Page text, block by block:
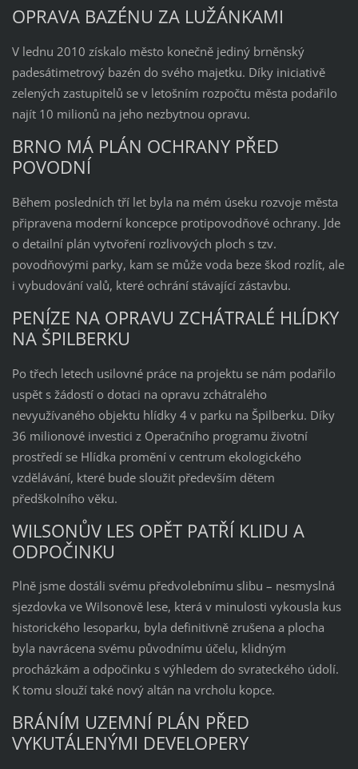
OPRAVA BAZÉNU ZA LUŽÁNKAMI
V lednu 2010 získalo město konečně jediný brněnský
padesátimetrový bazén do svého majetku. Díky iniciativě
zelených zastupitelů se v letošním rozpočtu města podařilo
najít 10 milionů na jeho nezbytnou opravu.
BRNO MÁ PLÁN OCHRANY PŘED
POVODNÍ
Během posledních tří let byla na mém úseku rozvoje města
připravena moderní koncepce protipovodňové ochrany. Jde
o detailní plán vytvoření rozlivových ploch s tzv.
povodňovými parky, kam se může voda beze škod rozlít, ale
i vybudování valů, které ochrání stávající zástavbu.
PENÍZE NA OPRAVU ZCHÁTRALÉ HLÍDKY
NA ŠPILBERKU
Po třech letech usilovné práce na projektu se nám podařilo
uspět s žádostí o dotaci na opravu zchátralého
nevyužívaného objektu hlídky 4 v parku na Špilberku. Díky
36 milionové investici z Operačního programu životní
prostředí se Hlídka promění v centrum ekologického
vzdělávání, které bude sloužit především dětem
předškolního věku.
WILSONŮV LES OPĚT PATŘÍ KLIDU A
ODPOČINKU
Plně jsme dostáli svému předvolebnímu slibu – nesmyslná
sjezdovka ve Wilsonově lese, která v minulosti vykousla kus
historického lesoparku, byla definitivně zrušena a plocha
byla navrácena svému původnímu účelu, klidným
procházkám a odpočinku s výhledem do svrateckého údolí.
K tomu slouží také nový altán na vrcholu kopce.
BRÁNÍM UZEMNÍ PLÁN PŘED
VYKUTÁLENÝMI DEVELOPERY